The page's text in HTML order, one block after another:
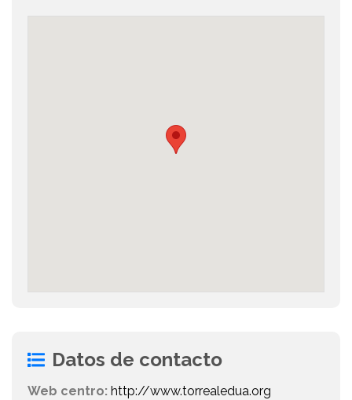
Datos de contacto
Web centro: http://www.torrealedua.org